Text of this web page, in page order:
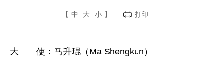
【 中 大 小 】 打印
大 使：马升琨（Ma Shengkun）